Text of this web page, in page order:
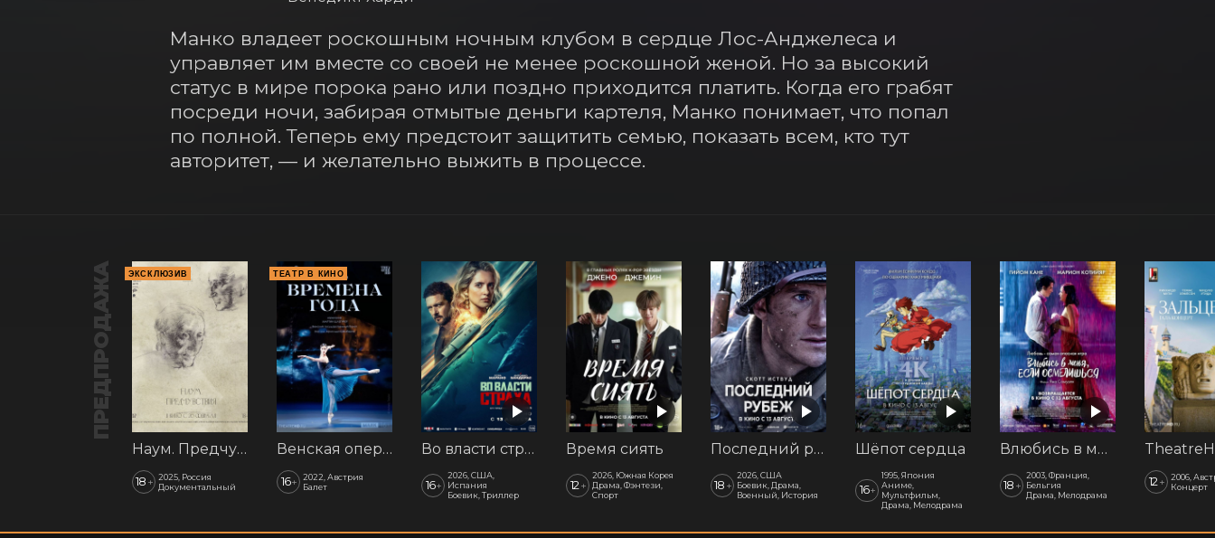
Манко владеет роскошным ночным клубом в сердце Лос-Анджелеса и
управляет им вместе со своей не менее роскошной женой. Но за высокий
статус в мире порока рано или поздно приходится платить. Когда его грабят
посреди ночи, забирая отмытые деньги картеля, Манко понимает, что попал
по полной. Теперь ему предстоит защитить семью, показать всем, кто тут
авторитет, — и желательно выжить в процессе.
ПРЕДПРОДАЖА ЭКСКЛЮЗИВ
Наум. Предчувствия
18 + 2025, Россия
Документальный
ТЕАТР В КИНО
Венская опера: Времена года
16+
2022, Австрия
Балет
Во власти страха
16+
2026, США,
Испания
Боевик, Триллер
Время сиять
12 +
2026, Южная Корея
Драма, Фэнтези,
Спорт
Последний рубеж
18 +
2026, США
Боевик, Драма,
Военный, История
Шёпот сердца
16+
1995, Япония
Аниме,
Мультфильм,
Драма, Мелодрама
Влюбись в меня, если осмелишься
18 +
2003, Франция,
Бельгия
Драма, Мелодрама
12+
2006,
Концерт